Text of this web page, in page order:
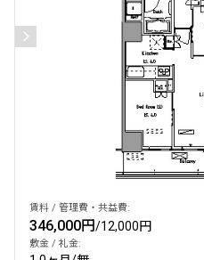
賃料 / 管理費・共益費:
346,000円/12,000円
敷金 / 礼金: